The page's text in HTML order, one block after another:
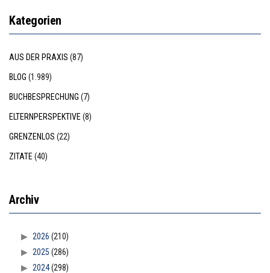
Kategorien
AUS DER PRAXIS (87)
BLOG (1.989)
BUCHBESPRECHUNG (7)
ELTERNPERSPEKTIVE (8)
GRENZENLOS (22)
ZITATE (40)
Archiv
2026 (210)
2025 (286)
2024(298)